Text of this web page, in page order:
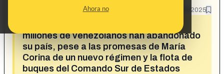
Ahora no 14/10/2025
millones de venezolanos han abandonado
su país, pese a las promesas de María
Corina de un nuevo régimen y la flota de
buques del Comando Sur de Estados